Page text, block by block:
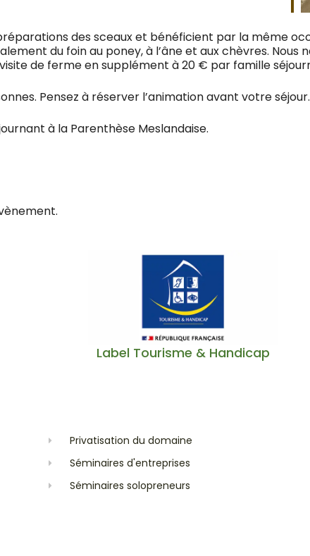
des sceaux et bénéficient par la même
du foin au poney, à l’âne et aux chèvres.
de ferme en supplément à 20 € par famille
Pensez à réserver l’animation avant votre séjour.
à la Parenthèse Meslandaise.
Label Tourisme & Handicap
Privatisation du domaine
Séminaires d'entreprises
Séminaires solopreneurs